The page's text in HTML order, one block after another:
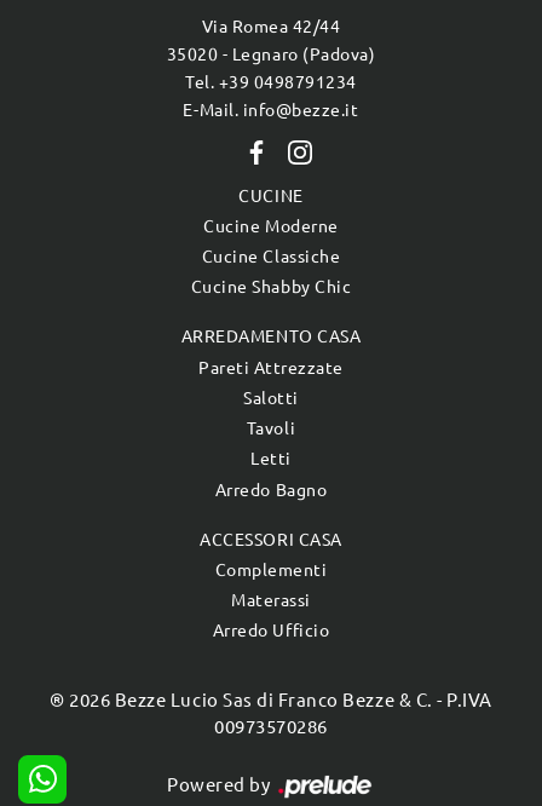
Via Romea 42/44
35020 - Legnaro (Padova)
Tel. +39 0498791234
E-Mail. info@bezze.it
CUCINE
Cucine Moderne
Cucine Classiche
Cucine Shabby Chic
ARREDAMENTO CASA
Pareti Attrezzate
Salotti
Tavoli
Letti
Arredo Bagno
ACCESSORI CASA
Complementi
Materassi
Arredo Ufficio
® 2026 Bezze Lucio Sas di Franco Bezze & C. - P.IVA
00973570286
Powered by